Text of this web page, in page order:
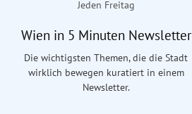
Jeden Freitag
Wien in 5 Minuten Newsletter
Die wichtigsten Themen, die die Stadt
wirklich bewegen kuratiert in einem
Newsletter.